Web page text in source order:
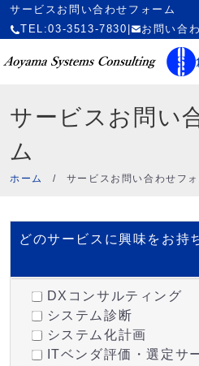
サービスお問い合わせフォーム
TEL:03-3513-7830
お問い合
サービスお問い
ム
ホーム / サービスお問い合わせフ
どのサービスに興味をお持
DXコンサルティング
システム診断
システム化計画
ITベンダ評価・選定サ